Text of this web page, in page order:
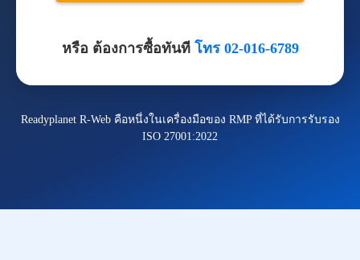
หรือ ต้องการซื้อทันที โทร 02-016-6789
Readyplanet R-Web คือหนึ่งในเครื่องมือของ RMP ที่ได้รับการรับรอง
ISO 27001:2022